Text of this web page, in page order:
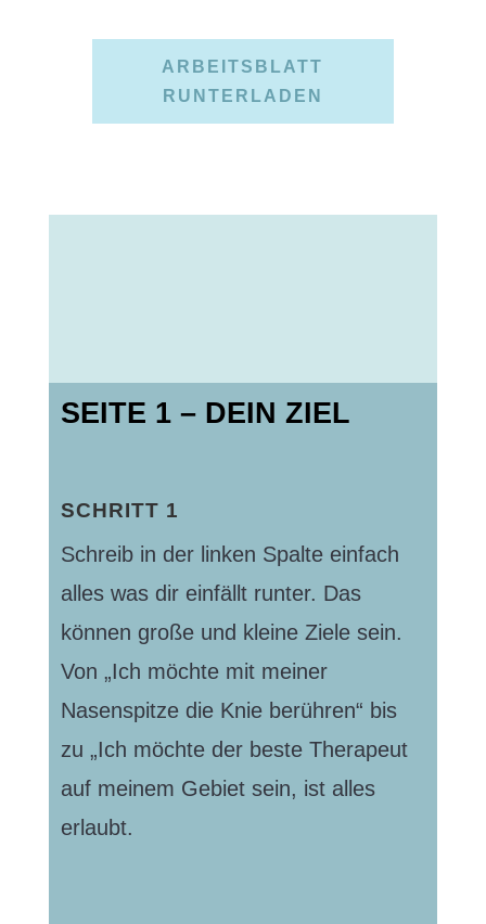
ARBEITSBLATT
RUNTERLADEN
SEITE 1 – DEIN ZIEL
SCHRITT 1
Schreib in der linken Spalte einfach
alles was dir einfällt runter. Das
können große und kleine Ziele sein.
Von „Ich möchte mit meiner
Nasenspitze die Knie berühren“ bis
zu „Ich möchte der beste Therapeut
auf meinem Gebiet sein, ist alles
erlaubt.